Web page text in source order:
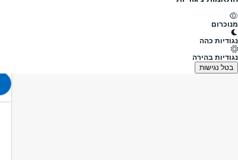
מנוכרום
נגודיות כהה
נגודיות בהירה
בטל נגישות